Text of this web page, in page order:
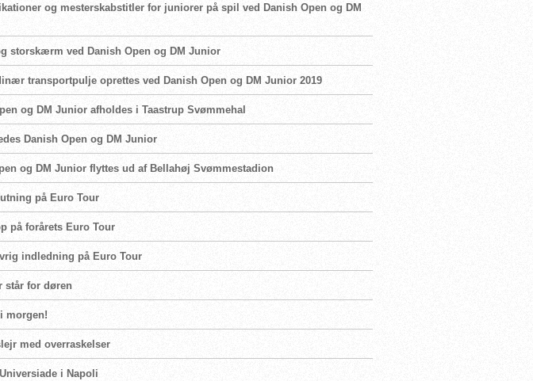
og mesterskabstitler for juniorer på spil ved Danish Open og DM
storskærm ved Danish Open og DM Junior
transportpulje oprettes ved Danish Open og DM Junior 2019
og DM Junior afholdes i Taastrup Svømmehal
Danish Open og DM Junior
og DM Junior flyttes ud af Bellahøj Svømmestadion
på Euro Tour
på forårets Euro Tour
indledning på Euro Tour
står for døren
i morgen!
med overraskelser
i Napoli